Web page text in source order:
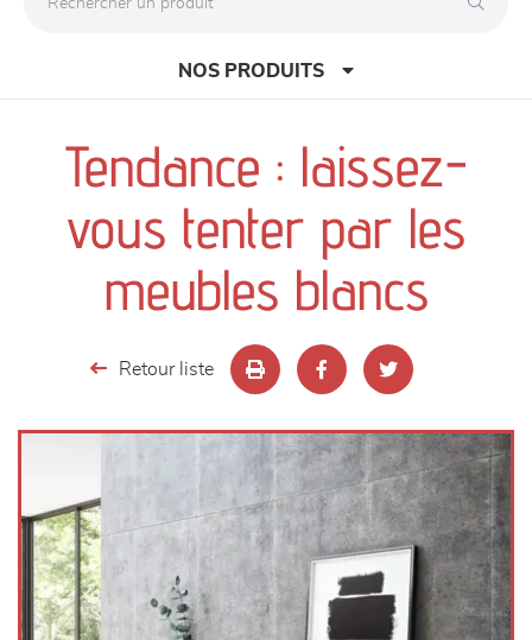
NOS PRODUITS
canapés et fauteuils
séjours
chambres et dressing
décoration
Tendance : laissez-
vous tenter par les
meubles blancs
Retour liste